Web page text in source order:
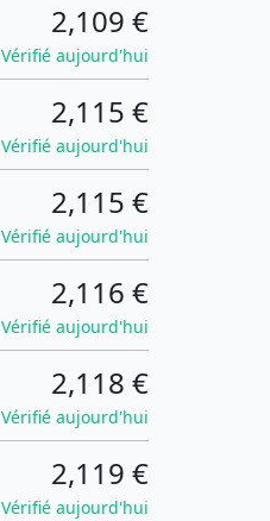
2,109 €
Vérifié aujourd'hui
2,115 €
Vérifié aujourd'hui
2,115 €
Vérifié aujourd'hui
2,116 €
Vérifié aujourd'hui
2,118 €
Vérifié aujourd'hui
2,119 €
Vérifié aujourd'hui